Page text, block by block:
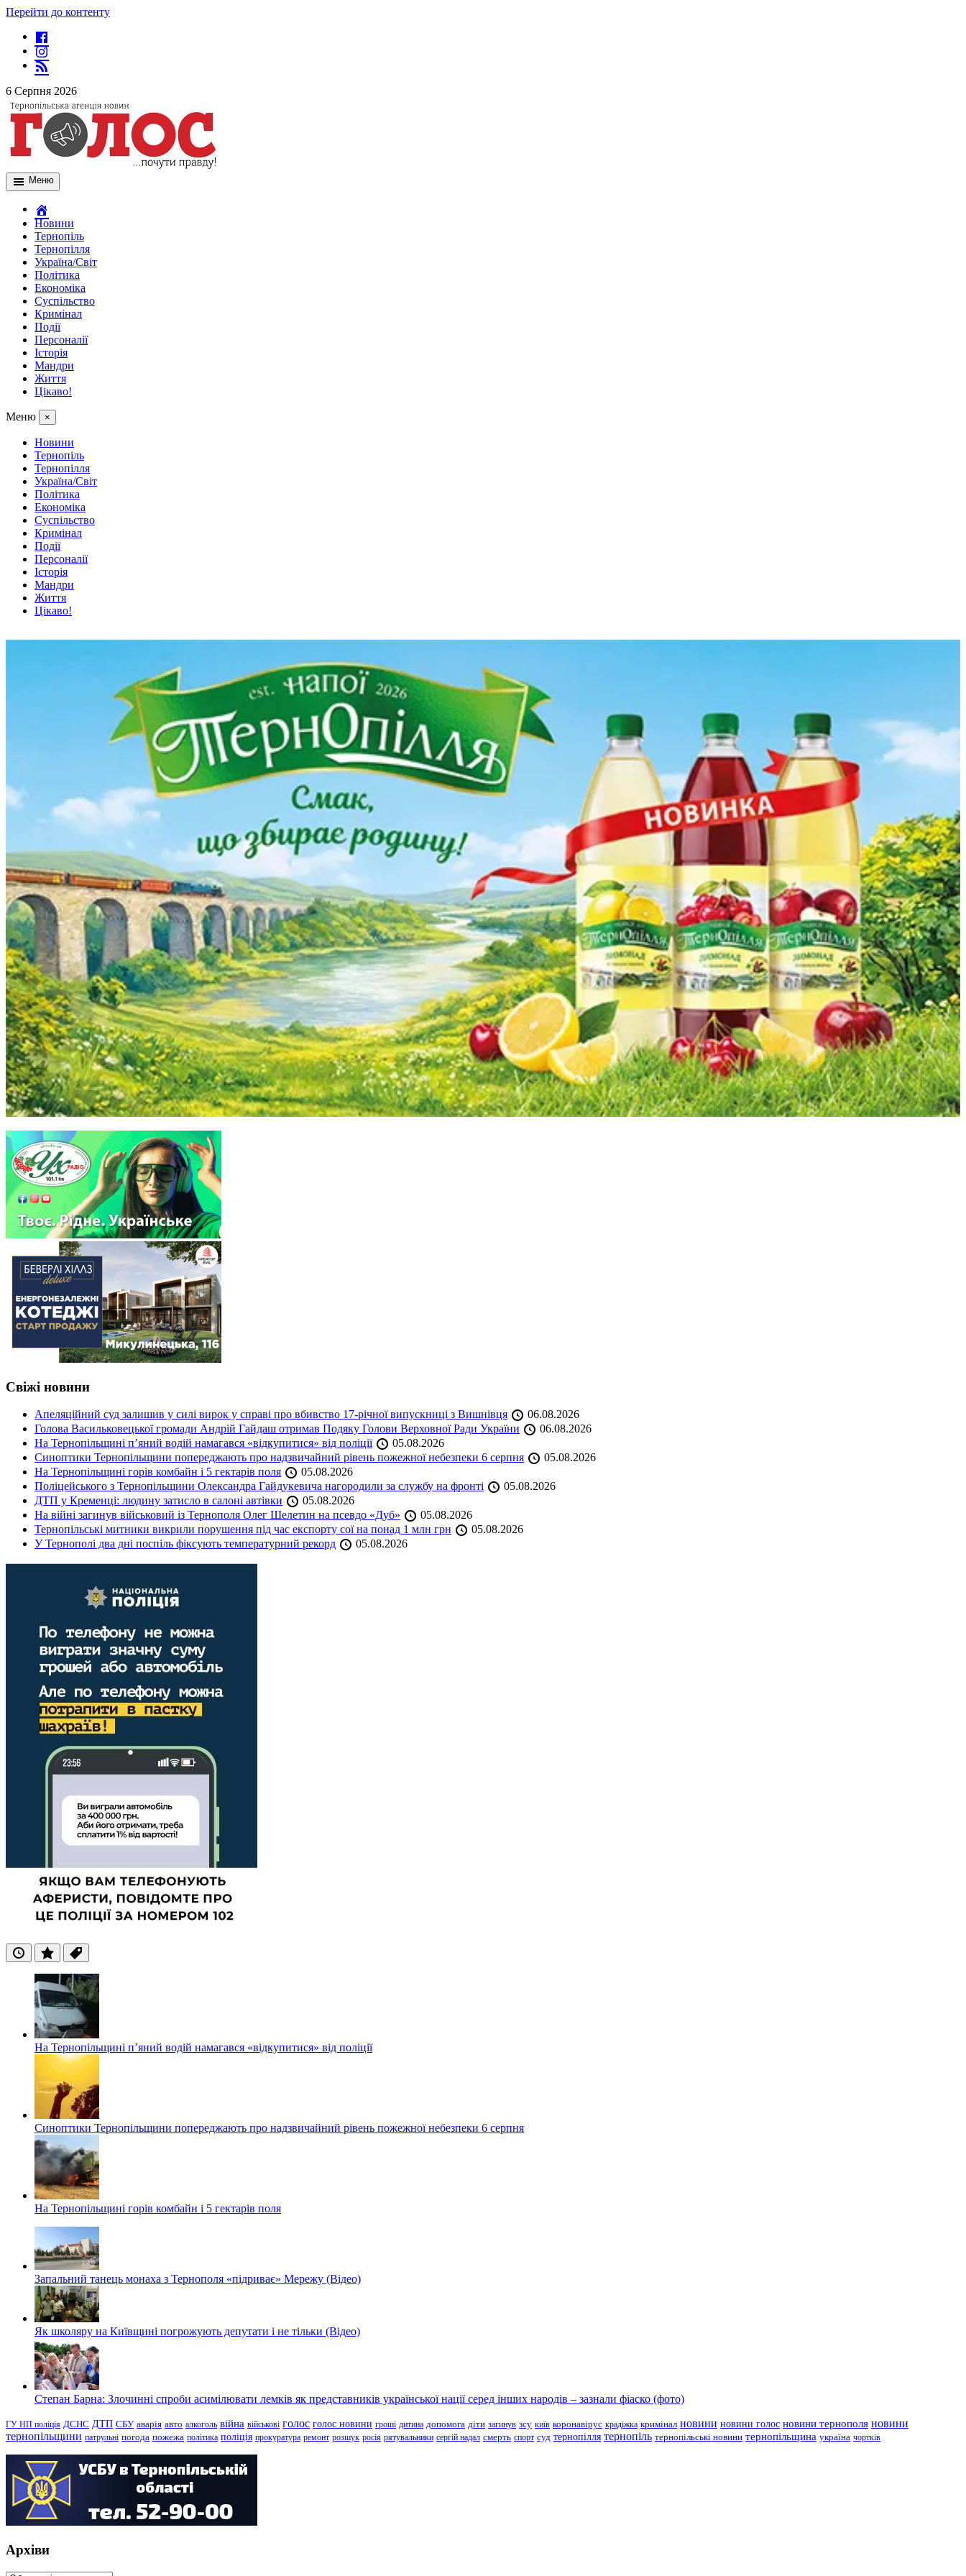
Перейти до контенту
6 Серпня 2026
Меню
Новини
Тернопіль
Тернопілля
Україна/Світ
Політика
Економіка
Суспільство
Кримінал
Події
Персоналії
Історія
Мандри
Життя
Цікаво!
Меню ×
Новини
Тернопіль
Тернопілля
Україна/Світ
Політика
Економіка
Суспільство
Кримінал
Події
Персоналії
Історія
Мандри
Життя
Цікаво!
Свіжі новини
Апеляційний суд залишив у силі вирок у справі про вбивство 17-річної випускниці з Вишнівця
06.08.2026
Голова Васильковецької громади Андрій Гайдаш отримав Подяку Голови Верховної Ради України
06.08.2026
На Тернопільщині п’яний водій намагався «відкупитися» від поліції
05.08.2026
Синоптики Тернопільщини попереджають про надзвичайний рівень пожежної небезпеки 6 серпня
05.08.2026
На Тернопільщині горів комбайн і 5 гектарів поля
05.08.2026
Поліцейського з Тернопільщини Олександра Гайдукевича нагородили за службу на фронті
05.08.2026
ДТП у Кременці: людину затисло в салоні автівки
05.08.2026
На війні загинув військовий із Тернополя Олег Шелетин на псевдо «Дуб»
05.08.2026
Тернопільські митники викрили порушення під час експорту сої на понад 1 млн грн
05.08.2026
У Тернополі два дні поспіль фіксують температурний рекорд
05.08.2026
ОстанніПопулярні
Теги
На Тернопільщині п’яний водій намагався «відкупитися» від поліції
Синоптики Тернопільщини попереджають про надзвичайний рівень пожежної небезпеки 6 серпня
На Тернопільщині горів комбайн і 5 гектарів поля
Запальний танець монаха з Тернополя «підриває» Мережу (Відео)
Як школяру на Київщині погрожують депутати і не тільки (Відео)
Степан Барна: Злочинні спроби асимілювати лемків як представників української нації серед інших народів – зазнали фіаско (фото)
ГУ НП поліція ДСНС ДТП СБУ аварія авто алкоголь війна військові голос голос новини гроші дитина допомога діти загинув зсу київ коронавірус крадіжка кримінал новини новини голос новини тернополя новини
тернопільщини патрульні погода пожежа політика поліція прокуратура ремонт розшук росія рятувальники сергій надал смерть спорт суд тернопілля тернопіль тернопільські новини тернопільщина україна чортків
Архіви